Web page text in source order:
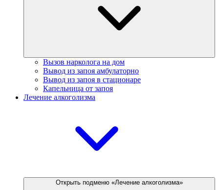
Вызов нарколога на дом
Вывод из запоя амбулаторно
Вывод из запоя в стационаре
Капельница от запоя
Лечение алкоголизма
Открыть подменю «Лечение алкоголизма»